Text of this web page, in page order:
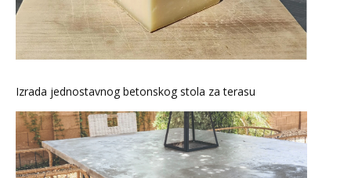
Izrada jednostavnog betonskog stola za terasu